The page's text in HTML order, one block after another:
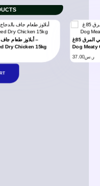
Dry Chicken 15kg
تيكي دوج ميتي دجاج مع وصفة اللحم البقري في المرق 85غ – Tiki
Dog Meaty
ر.س37.00